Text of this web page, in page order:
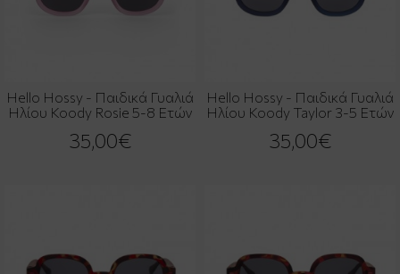
Hello Hossy - Παιδικά Γυαλιά
Ηλίου Koody Rosie 5-8 Ετών
35,00€
Hello Hossy - Παιδικά Γυαλιά
Ηλίου Koody Taylor 3-5 Ετών
35,00€